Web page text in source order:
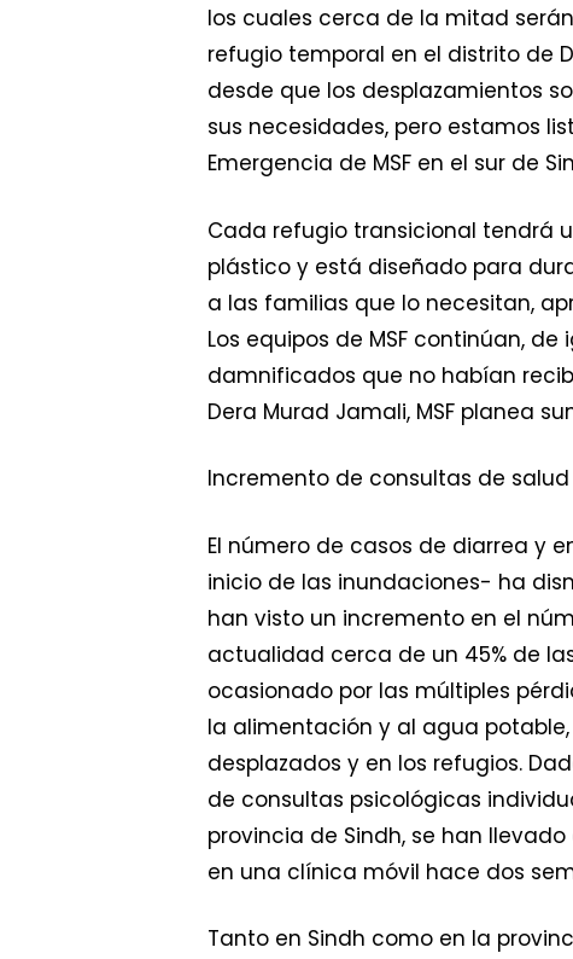
los cuales cerca de la mitad
refugio temporal en el distrito de
desde que los desplazamientos
sus necesidades, pero estamos
Emergencia de MSF en el sur de
Cada refugio transicional tendrá
plástico y está diseñado para
a las familias que lo necesitan,
Los equipos de MSF continúan,
damnificados que no habían
Dera Murad Jamali, MSF planea
Incremento de consultas de
El número de casos de diarrea y
inicio de las inundaciones- ha
han visto un incremento en el
actualidad cerca de un 45% de
ocasionado por las múltiples
la alimentación y al agua
desplazados y en los refugios.
de consultas psicológicas
provincia de Sindh, se han
en una clínica móvil hace dos
Tanto en Sindh como en la